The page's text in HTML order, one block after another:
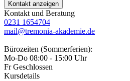
Kontakt anzeigen
Kontakt und Beratung
0231 1654704
mail@tremonia-akademie.de
Bürozeiten (Sommerferien):
Mo-Do 08:00 - 15:00 Uhr
Fr Geschlossen
Kursdetails